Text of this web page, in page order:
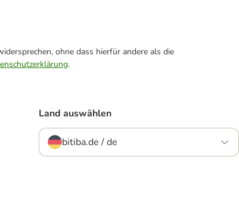
ohne dass hierfür andere als die
.
Land auswählen
bitiba.de / de